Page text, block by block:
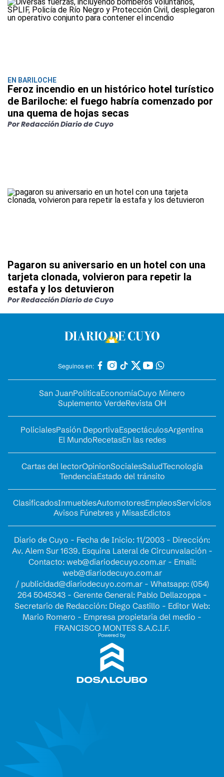
EN BARILOCHE
Feroz incendio en un histórico hotel turístico
de Bariloche: el fuego habría comenzado por
una quema de hojas secas
Por Redacción Diario de Cuyo
Pagaron su aniversario en un hotel con una
tarjeta clonada, volvieron para repetir la
estafa y los detuvieron
Por Redacción Diario de Cuyo
Seguinos en:
San JuanPolíticaEconomíaCuyo Minero
Suplemento VerdeRevista OH
PolicialesPasión DeportivaEspectáculosArgentina
El MundoRecetasEn las redes
Cartas del lectorOpinionSocialesSaludTecnología
TendenciaEstado del tránsito
ClasificadosInmueblesAutomotoresEmpleosServicios
Avisos Fúnebres y MisasEdictos
Diario de Cuyo - Fecha de Inicio: 11/2003 - Dirección:
Av. Alem Sur 1639. Esquina Lateral de Circunvalación -
Contacto: web@diariodecuyo.com.ar- Email:
web@diariodecuyo.com.ar
/ publicidad@diariodecuyo.com.ar- Whatsapp: (054)
264 5045343 - Gerente General: Pablo Dellazoppa -
Secretario de Redacción: Diego Castillo - Editor Web:
Mario Romero - Empresa propietaria del medio -
FRANCISCO MONTES S.A.C.I.F.